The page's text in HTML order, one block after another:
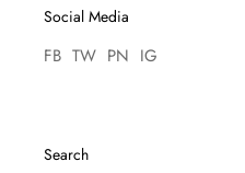
Social Media
FB TW PN IG
Search